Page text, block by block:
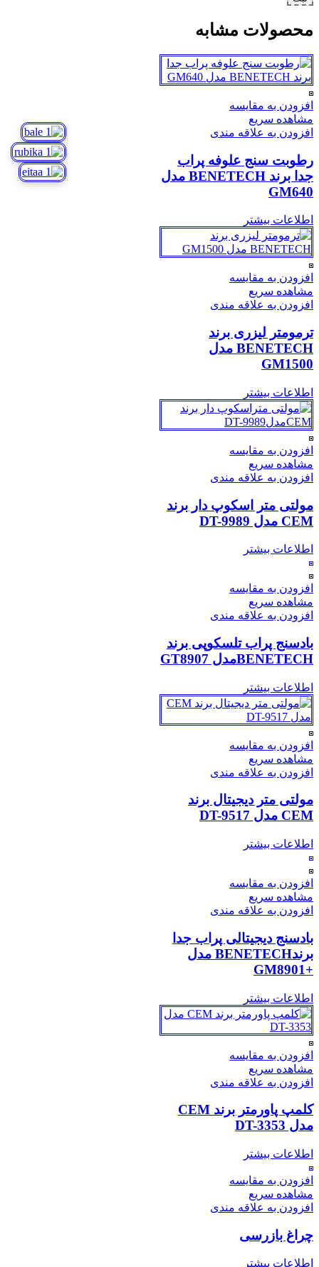
محصولات مشابه
افزودن به مقایسه
مشاهده سریع
افزودن به علاقه مندی
رطوبت سنج علوفه پراب
جدا برند BENETECH مدل
GM640
اطلاعات بیشتر
افزودن به مقایسه
مشاهده سریع
افزودن به علاقه مندی
ترمومتر لیزری برند
BENETECH مدل
GM1500
اطلاعات بیشتر
افزودن به مقایسه
مشاهده سریع
افزودن به علاقه مندی
مولتی متر اسکوپ دار برند
CEM مدل DT-9989
اطلاعات بیشتر
افزودن به مقایسه
مشاهده سریع
افزودن به علاقه مندی
بادسنج پراب تلسکوپی برند
BENETECHمدل GT8907
اطلاعات بیشتر
افزودن به مقایسه
مشاهده سریع
افزودن به علاقه مندی
مولتی متر دیجیتال برند
CEM مدل DT-9517
اطلاعات بیشتر
افزودن به مقایسه
مشاهده سریع
افزودن به علاقه مندی
بادسنج دیجیتالی پراب جدا
برندBENETECH مدل
+GM8901
اطلاعات بیشتر
افزودن به مقایسه
مشاهده سریع
افزودن به علاقه مندی
کلمپ پاورمتر برند CEM
مدل DT-3353
اطلاعات بیشتر
افزودن به مقایسه
مشاهده سریع
افزودن به علاقه مندی
چراغ بازرسی
اطلاعات بیشتر